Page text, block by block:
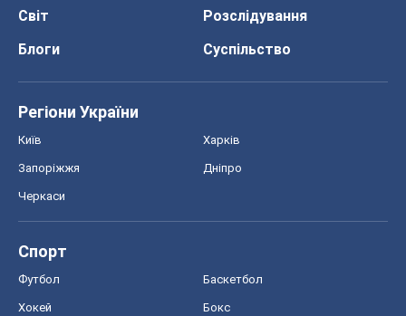
Світ
Розслідування
Блоги
Суспільство
Регіони України
Київ Харків
Запоріжжя Дніпро
Черкаси
Спорт
Футбол Баскетбол
Хокей Бокс